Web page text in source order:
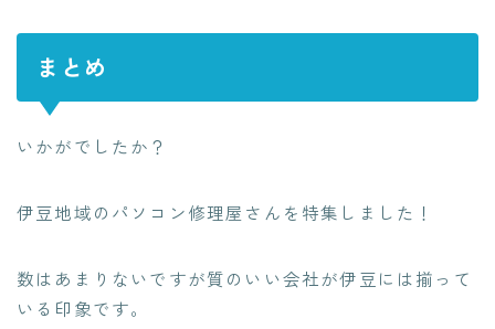
まとめ
いかがでしたか？
伊豆地域のパソコン修理屋さんを特集 しました！
数はあまりないですが質のいい会社が伊豆には揃って
いる印象です。